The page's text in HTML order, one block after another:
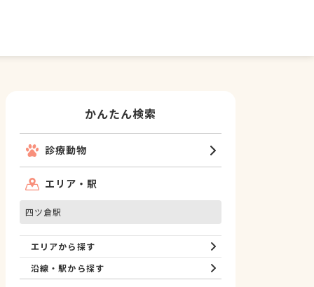
かんたん検索
診療動物
エリア・駅
四ツ倉駅
エリアから探す
沿線・駅から探す